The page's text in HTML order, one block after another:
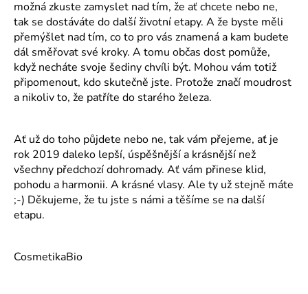
možná zkuste zamyslet nad tím, že ať chcete nebo ne,
tak se dostáváte do další životní etapy. A že byste měli
přemýšlet nad tím, co to pro vás znamená a kam budete
dál směřovat své kroky. A tomu občas dost pomůže,
když necháte svoje šediny chvíli být. Mohou vám totiž
připomenout, kdo skutečně jste. Protože značí moudrost
a nikoliv to, že patříte do starého železa.
Ať už do toho půjdete nebo ne, tak vám přejeme, ať je
rok 2019 daleko lepší, úspěšnější a krásnější než
všechny předchozí dohromady. Ať vám přinese klid,
pohodu a harmonii. A krásné vlasy. Ale ty už stejně máte
;-) Děkujeme, že tu jste s námi a těšíme se na další
etapu.
CosmetikaBio